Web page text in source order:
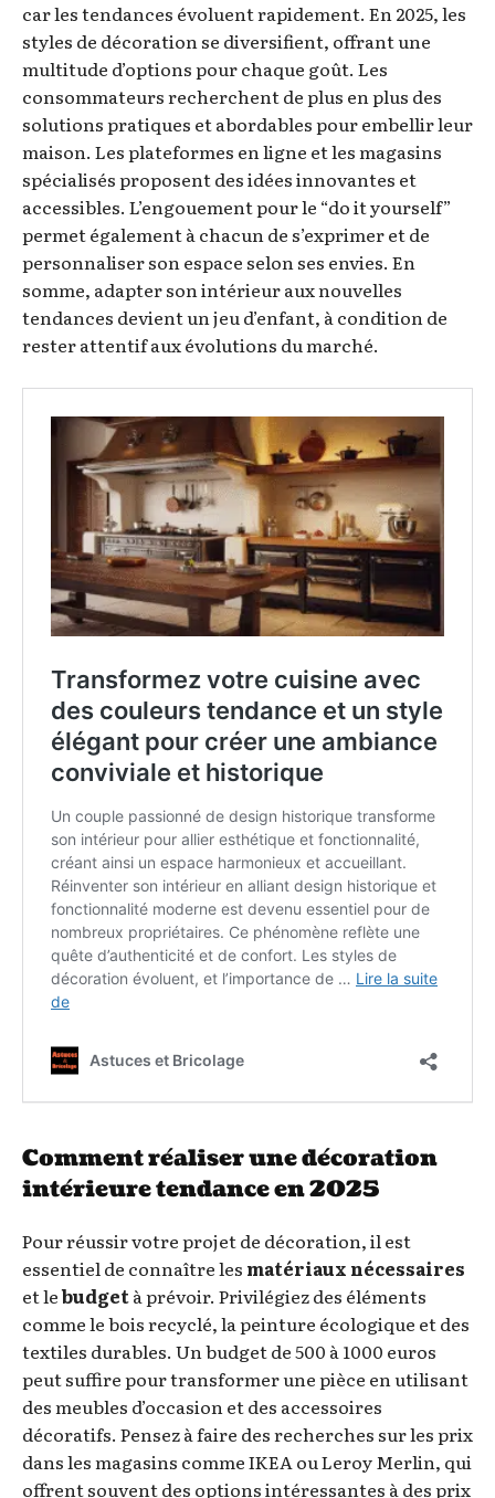
car les tendances évoluent rapidement. En 2025, les
styles de décoration se diversifient, offrant une
multitude d’options pour chaque goût. Les
consommateurs recherchent de plus en plus des
solutions pratiques et abordables pour embellir leur
maison. Les plateformes en ligne et les magasins
spécialisés proposent des idées innovantes et
accessibles. L’engouement pour le “do it yourself”
permet également à chacun de s’exprimer et de
personnaliser son espace selon ses envies. En
somme, adapter son intérieur aux nouvelles
tendances devient un jeu d’enfant, à condition de
rester attentif aux évolutions du marché.
Comment réaliser une décoration
intérieure tendance en 2025
Pour réussir votre projet de décoration, il est
essentiel de connaître les matériaux nécessaires
et lebudgetà prévoir. Privilégiez des éléments
comme le bois recyclé, la peinture écologique et des
textiles durables. Un budget de 500 à 1000 euros
peut suffire pour transformer une pièce en utilisant
des meubles d’occasion et des accessoires
décoratifs. Pensez à faire des recherches sur les prix
dans les magasins comme IKEA ou Leroy Merlin, qui
offrent souvent des options intéressantes à des prix